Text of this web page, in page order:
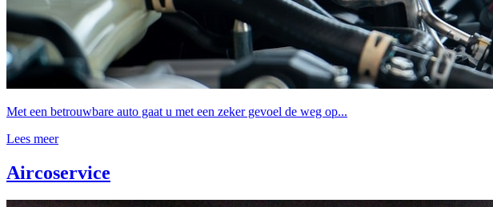
Met een betrouwbare auto gaat u met een zeker gevoel de weg op...
Lees meer
Aircoservice